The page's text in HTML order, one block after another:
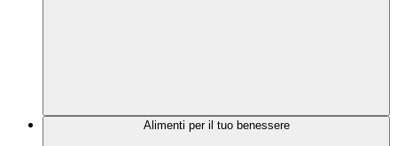
Alimenti per il tuo benessere